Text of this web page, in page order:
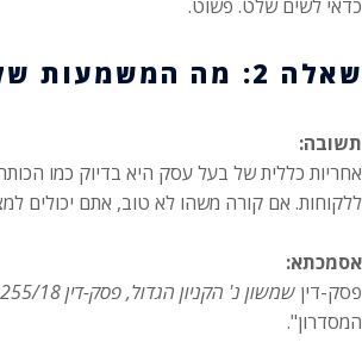
כדאי לשים שלט. פשוט.
שאלה 2: מה המשמעות של "אחריות כללית" של בעל עסק?
תשובה:
אחריות כללית של בעל עסק היא בדיוק כמו
ללקוחות. אם קורה משהו לא טוב, אתם יכולים
אסמכתא:
פסק-דין שמשון נ' הקניון הגדול, פסק-דין 2255/18
המסדרון".